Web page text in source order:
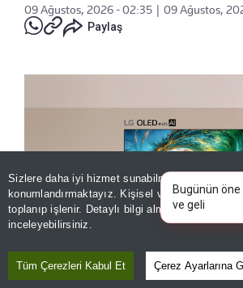
Sizlere daha iyi hizmet sunabilmek adına
konumlandırmaktayız. Kişisel verileriniz,
toplanıp işlenir. Detaylı bilgi almak için
inceleyebilirsiniz.
Tüm Çerezleri Kabul Et Çerez Ayarlarına
09 Ağustos, 2026 - 02:35
09 Ağustos,
Paylaş
LG, yeni OLED evo W6
Bugünün
ve gelişmeleri